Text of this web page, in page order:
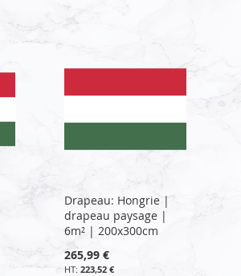
Drapeau: Hongrie |
drapeau paysage |
6m² | 200x300cm
265,99 €
223,52 €